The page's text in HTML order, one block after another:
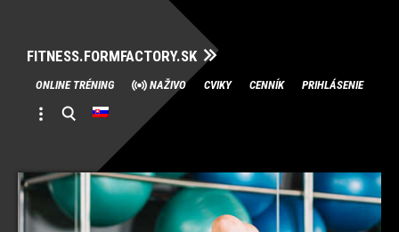
FITNESS.FORMFACTORY.SK
Skip
to
content
ONLINE TRÉNING NAŽIVO CVIKY CENNÍK PRIHLÁSENIE